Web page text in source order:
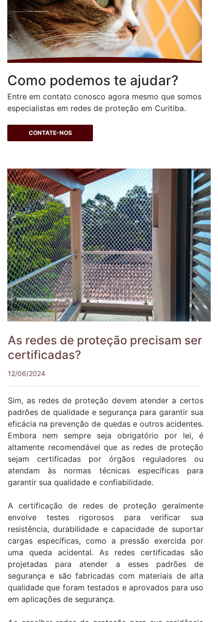
Como podemos te ajudar?
Entre em contato conosco agora mesmo que somos
especialistas em redes de proteção em Curitiba.
CONTATE-NOS
As redes de proteção precisam ser
certificadas?
12/06/2024
Sim, as redes de proteção devem atender a certos
padrões de qualidade e segurança para garantir sua
eficácia na prevenção de quedas e outros acidentes.
Embora nem sempre seja obrigatório por lei, é
altamente recomendável que as redes de proteção
sejam certificadas por órgãos reguladores ou
atendam às normas técnicas específicas para
garantir sua qualidade e confiabilidade.
A certificação de redes de proteção geralmente
envolve testes rigorosos para verificar sua
resistência, durabilidade e capacidade de suportar
cargas específicas, como a pressão exercida por
uma queda acidental. As redes certificadas são
projetadas para atender a esses padrões de
segurança e são fabricadas com materiais de alta
qualidade que foram testados e aprovados para uso
em aplicações de segurança.